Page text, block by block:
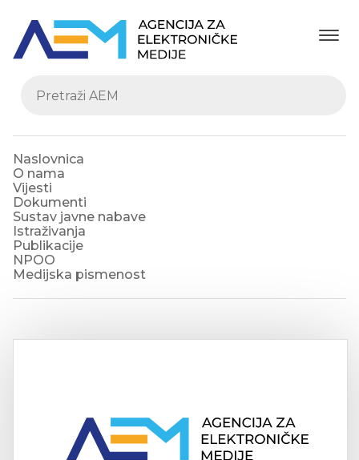
Naslovnica
O nama
Vijesti
Dokumenti
Sustav javne nabave
Istraživanja
Publikacije
NPOO
Medijska pismenost